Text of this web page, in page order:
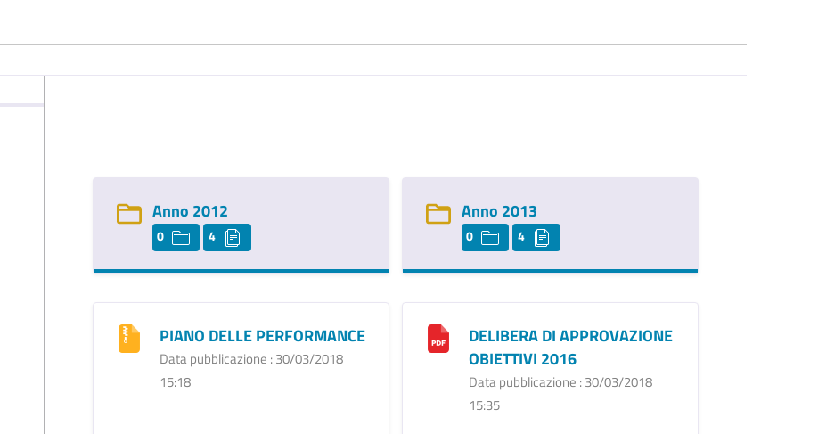
Anno 2012
0 4
Anno 2013
0 4
PIANO DELLE PERFORMANCE
Data pubblicazione : 30/03/2018
15:18
DELIBERA DI APPROVAZIONE
OBIETTIVI 2016
Data pubblicazione : 30/03/2018
15:35